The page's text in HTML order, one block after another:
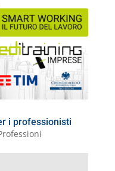
i professionisti